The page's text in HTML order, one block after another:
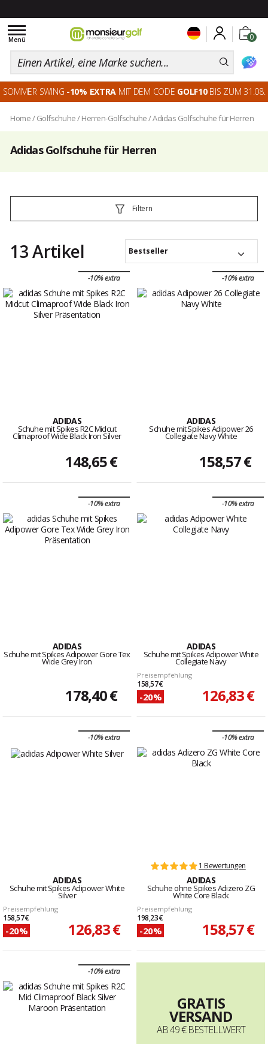
0
Toggle
navigation
Menü
SOMMER SWING -10% EXTRA MIT DEM CODE GOLF10BIS ZUM 31.08.
Home/ Golfschuhe/Herren-Golfschuhe/Adidas Golfschuhe für Herren
Adidas Golfschuhe für Herren
Filtern
13 Artikel Bestseller
-10% extra
ADIDAS
Schuhe mit Spikes R2C Midcut
Climaproof Wide Black Iron Silver
148,65 €
-10% extra
ADIDAS
Schuhe mit Spikes Adipower 26
Collegiate Navy White
158,57 €
-10% extra
ADIDAS
Schuhe mit Spikes Adipower Gore Tex
Wide Grey Iron
178,40 €
-10% extra
ADIDAS
Schuhe mit Spikes Adipower White
Collegiate Navy
Preisempfehlung
158,57 €
-20% 126,83 €
-10% extra
ADIDAS
Schuhe mit Spikes Adipower White
Silver
Preisempfehlung
158,57 €
-20% 126,83 €
-10% extra
1 Bewertungen
ADIDAS
Schuhe ohne Spikes Adizero ZG
White Core Black
Preisempfehlung
198,23 €
-20% 158,57 €
-10% extra
GRATIS
VERSAND
AB 49 € BESTELLWERT